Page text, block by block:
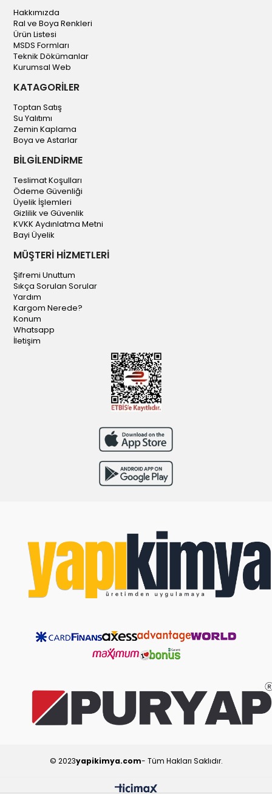
Hakkımızda
Ral ve Boya Renkleri
Ürün Listesi
MSDS Formları
Teknik Dökümanlar
Kurumsal Web
KATAGORİLER
Toptan Satış
Su Yalıtımı
Zemin Kaplama
Boya ve Astarlar
BİLGİLENDİRME
Teslimat Koşulları
Ödeme Güvenliği
Üyelik İşlemleri
Gizlilik ve Güvenlik
KVKK Aydınlatma Metni
Bayi Üyelik
MÜŞTERİ HİZMETLERİ
Şifremi Unuttum
Sıkça Sorulan Sorular
Yardım
Kargom Nerede?
Konum
Whatsapp
İletişim
© 2023yapikimya.com- Tüm Hakları Saklıdır.